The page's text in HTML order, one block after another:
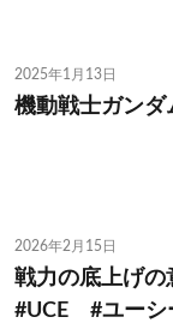
2025年1月13日
機動戦士ガンダ
2026年2月15日
戦力の底上げ
#UCE #ユーシ